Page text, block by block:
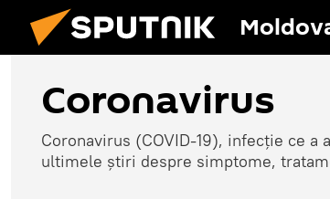
Coronavirus
Coronavirus (COVID-19), infecție ce
ultimele știri despre simptome,